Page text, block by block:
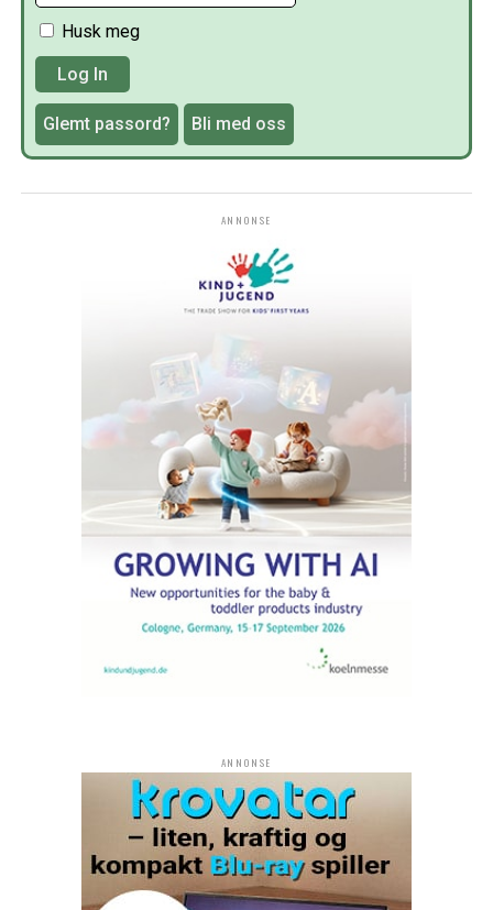
Husk meg
Glemt passord? Bli med oss
ANNONSE
ANNONSE